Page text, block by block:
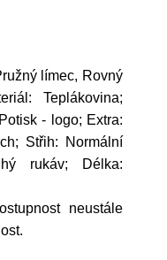
límec, Rovný
Teplákovina;
- logo; Extra:
Střih: Normální
rukáv; Délka:
neustále